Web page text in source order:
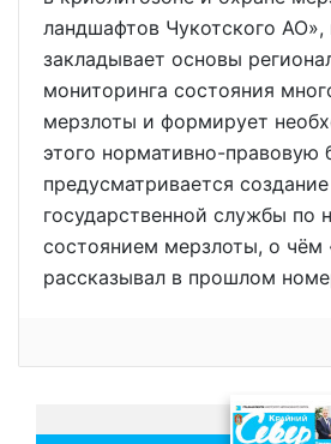
ландшафтов Чукотского АО»,
закладывает основы
мониторинга состояния
мерзлоты и формирует
этого нормативно-правовую
предусматривается
государственной службы по
состоянием мерзлоты, о чём
рассказывал в прошлом